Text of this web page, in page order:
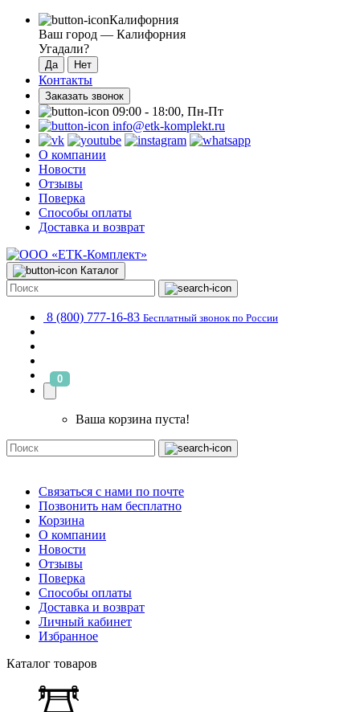
Калифорния
Ваш город — Калифорния
Угадали?
Контакты
Заказать звонок
09:00 - 18:00, Пн-Пт
info@etk-komplekt.ru
О компании
Новости
Отзывы
Поверка
Способы оплаты
Доставка и возврат
Каталог
8 (800) 777-16-83 Бесплатный звонок по России
0
Ваша корзина пуста!
Связаться с нами по почте
Позвонить нам бесплатно
Корзина
О компании
Новости
Отзывы
Поверка
Способы оплаты
Доставка и возврат
Личный кабинет
Избранное
Каталог товаров